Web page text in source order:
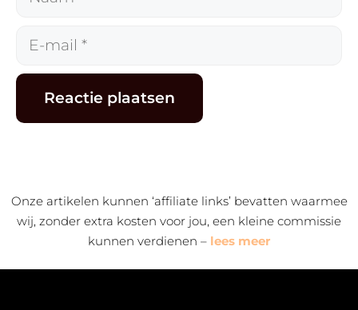
E-
Onze artikelen kunnen ‘affiliate links’ bevatten waarmee
wij, zonder extra kosten voor jou, een kleine commissie
kunnen verdienen – lees meer